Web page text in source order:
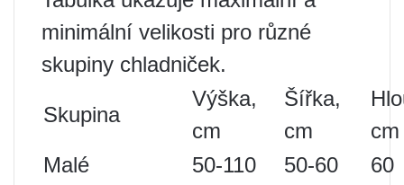
minimální velikosti pro různé
skupiny chladniček.
Skupina
Výška,
cm
Šířka,
cm
cm
Malé
50-110 50-60
60